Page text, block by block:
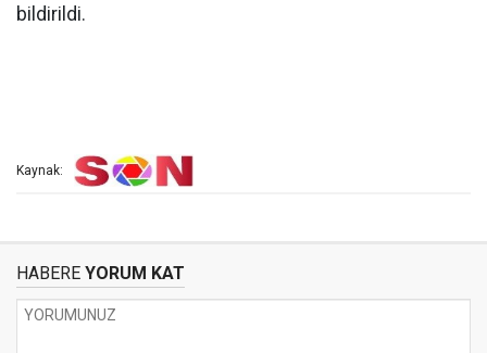
bildirildi.
Kaynak:
HABERE YORUM KAT